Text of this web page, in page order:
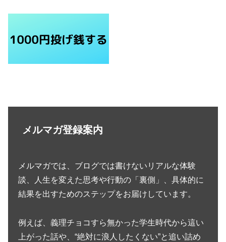
メルマガ登録案内
メルマガでは、ブログでは書けないリアルな体験
談、人生を変えた思考や行動の「裏側」、具体的に
結果を出すためのステップをお届けしています。
例えば、義理チョコすら無かった学生時代から這い
上がった話や、“絶対に浪人したくない”と追い詰め